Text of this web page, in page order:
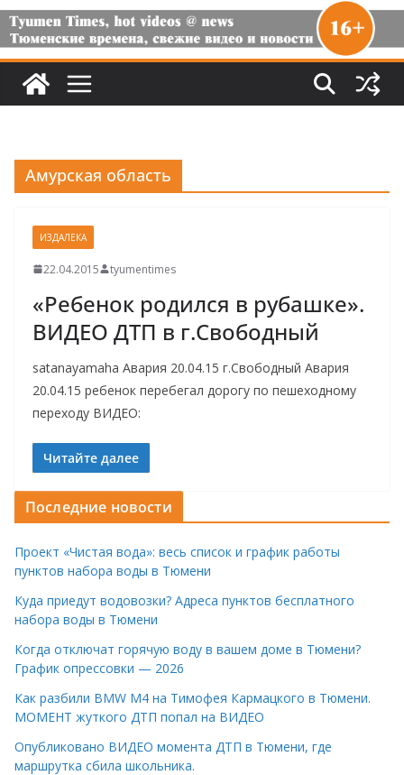
Амурская область
ИЗДАЛЕКА
22.04.2015 tyumentimes
«Ребенок родился в рубашке».
ВИДЕО ДТП в г.Свободный
satanayamaha Авария 20.04.15 г.Свободный Авария
20.04.15 ребенок перебегал дорогу по пешеходному
переходу ВИДЕО:
Читайте далее
Последние новости
Проект «Чистая вода»: весь список и график работы
пунктов набора воды в Тюмени
Куда приедут водовозки? Адреса пунктов бесплатного
набора воды в Тюмени
Когда отключат горячую воду в вашем доме в Тюмени?
График опрессовки — 2026
Как разбили BMW M4 на Тимофея Кармацкого в Тюмени.
МОМЕНТ жуткого ДТП попал на ВИДЕО
Опубликовано ВИДЕО момента ДТП в Тюмени, где
маршрутка сбила школьника.